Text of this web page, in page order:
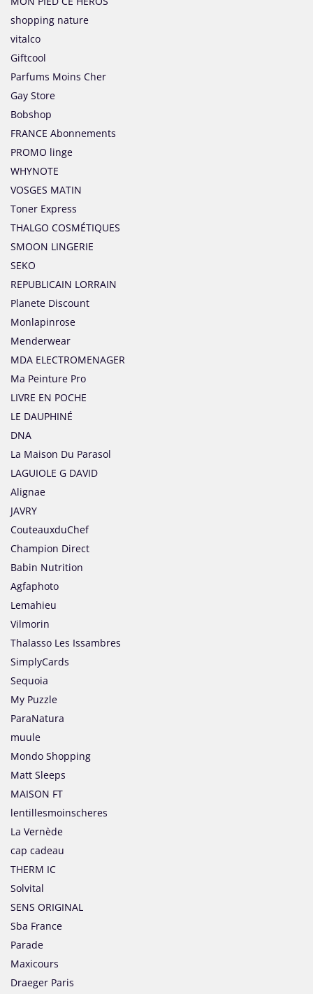
shopping nature
vitalco
Giftcool
Parfums Moins Cher
Gay Store
Bobshop
FRANCE Abonnements
PROMO linge
WHYNOTE
VOSGES MATIN
Toner Express
THALGO COSMÉTIQUES
SMOON LINGERIE
SEKO
REPUBLICAIN LORRAIN
Planete Discount
Monlapinrose
Menderwear
MDA ELECTROMENAGER
Ma Peinture Pro
LIVRE EN POCHE
LE DAUPHINÉ
DNA
La Maison Du Parasol
LAGUIOLE G DAVID
Alignae
JAVRY
CouteauxduChef
Champion Direct
Babin Nutrition
Agfaphoto
Lemahieu
Vilmorin
Thalasso Les Issambres
SimplyCards
Sequoia
My Puzzle
ParaNatura
muule
Mondo Shopping
Matt Sleeps
MAISON FT
lentillesmoinscheres
La Vernède
cap cadeau
THERM IC
Solvital
SENS ORIGINAL
Sba France
Parade
Maxicours
Draeger Paris